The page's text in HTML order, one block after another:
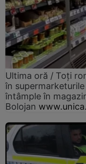
Ultima oră / Toți
în
întâmple în
Bolojan